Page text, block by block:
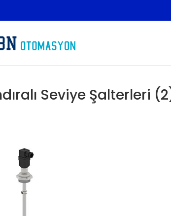
Seviye Şalterleri